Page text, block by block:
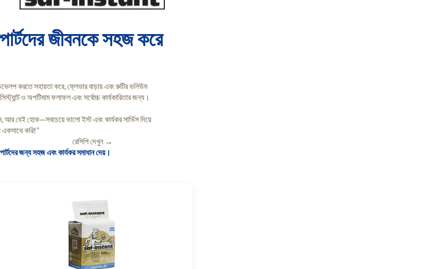
জীবনকে সহজ করে
করতে সহায়তা করে, ফ্লেভার বাড়ায় এবং রুটির ভলিউম
ও অপটিমাম ফলাফল এবং সর্বোচ্চ কার্যকারিতার জন্য।
আর যেই হোক—সবচেয়ে ভালো ইস্ট এবং কার্যকর সার্ভিস দিয়ে
একসাথে করি!”
রেসিপি দেখুন →
জন্য সহজ এবং কার্যকর সমাধান দেয়।